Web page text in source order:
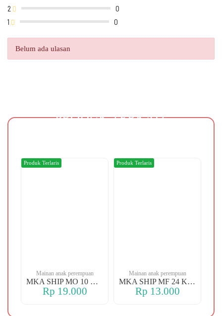
2
0
1
0
Belum ada ulasan
PRODUK TERKAIT
Mainan anak perempuan
MKA SHIP MO 10 CHERRY
Rp 19.000
Produk Terlaris
Mainan anak perempuan
MKA SHIP MF 24 KERANJANG
Rp 13.000
Produk Terlaris